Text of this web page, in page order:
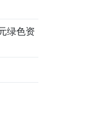
绿色资